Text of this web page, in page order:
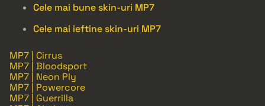
Cele mai bune skin-uri MP7
Cele mai ieftine skin-uri MP7
MP7 | Cirrus
MP7 | Bloodsport
MP7 | Neon Ply
MP7 | Powercore
MP7 | Guerrilla